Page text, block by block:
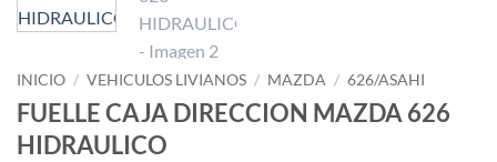
INICIO / VEHICULOS LIVIANOS / MAZDA / 626/ASAHI
FUELLE CAJA DIRECCION MAZDA 626
HIDRAULICO